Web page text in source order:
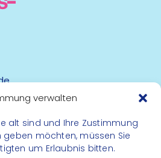
verwalten
alt sind und Ihre Zustimmung
geben möchten, müssen Sie
um Erlaubnis bitten.